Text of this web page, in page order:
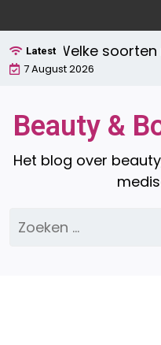
naar
de
inhoud
Latest
Welke soorten
7 August 2026
Beauty &
Het blog over
Zoeken
naar: